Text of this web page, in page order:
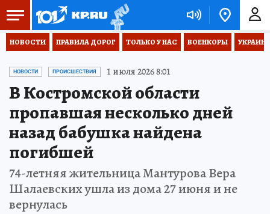
НОВОСТИ ПРАВИЛА ДОРОГ ТОЛЬКО У НАС ВОЕНКОРЫ
НОВОСТИ ПРОИСШЕСТВИЯ 1 июля 2026 8:01
В Костромской области
пропавшая несколько дней
назад бабушка найдена
погибшей
74-летняя жительница Мантурова Вера
Шалаевских ушла из дома 27 июня и не
вернулась